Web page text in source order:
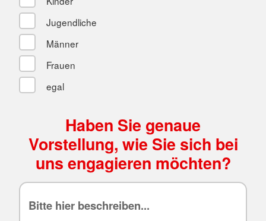
Jugendliche
Männer
Frauen
egal
Haben Sie genaue
Vorstellung, wie Sie sich bei
uns engagieren möchten?